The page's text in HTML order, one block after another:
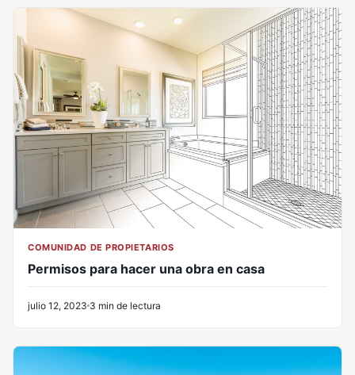
COMUNIDAD DE PROPIETARIOS
Permisos para hacer una obra en casa
julio 12, 2023 3 min de lectura